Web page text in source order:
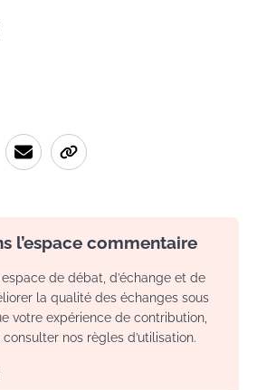
l’espace commentaire
de débat, d’échange et de
la qualité des échanges sous
votre expérience de contribution,
nos règles d’utilisation.